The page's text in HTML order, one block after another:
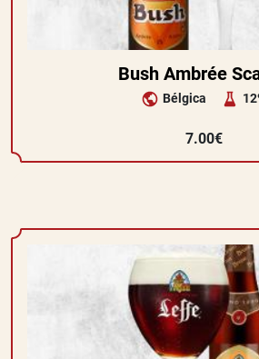
Bush Ambrée
Bélgica
7.00€